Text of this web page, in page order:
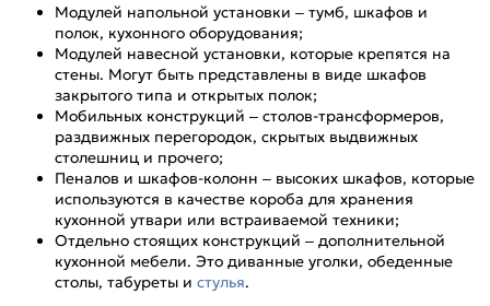
Модулей напольной установки – тумб, шкафов и
полок, кухонного оборудования;
Модулей навесной установки, которые крепятся на
стены. Могут быть представлены в виде шкафов
закрытого типа и открытых полок;
Мобильных конструкций – столов-трансформеров,
раздвижных перегородок, скрытых выдвижных
столешниц и прочего;
Пеналов и шкафов-колонн – высоких шкафов, которые
используются в качестве короба для хранения
кухонной утвари или встраиваемой техники;
Отдельно стоящих конструкций – дополнительной
кухонной мебели. Это диванные уголки, обеденные
столы, табуреты и стулья.